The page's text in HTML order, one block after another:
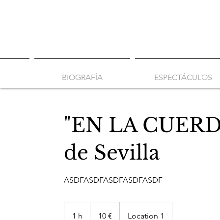
BIOGRAFÍA ESPECTÁCULOS
"EN LA
de Sevilla
ASDFASDFASDFASDFASDF
1 h 10 € Location 1